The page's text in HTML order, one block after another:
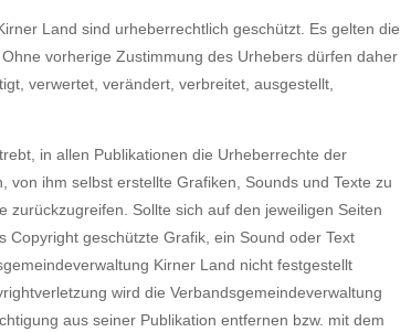
Land sind urheberrechtlich geschützt. Es gelten die
vorherige Zustimmung des Urhebers dürfen daher
verwertet, verändert, verbreitet, ausgestellt,
in allen Publikationen die Urheberrechte der
ihm selbst erstellte Grafiken, Sounds und Texte zu
zurückzugreifen. Sollte sich auf den jeweiligen Seiten
geschützte Grafik, ein Sound oder Text
Kirner Land nicht festgestellt
wird die Verbandsgemeindeverwaltung
aus seiner Publikation entfernen bzw. mit dem